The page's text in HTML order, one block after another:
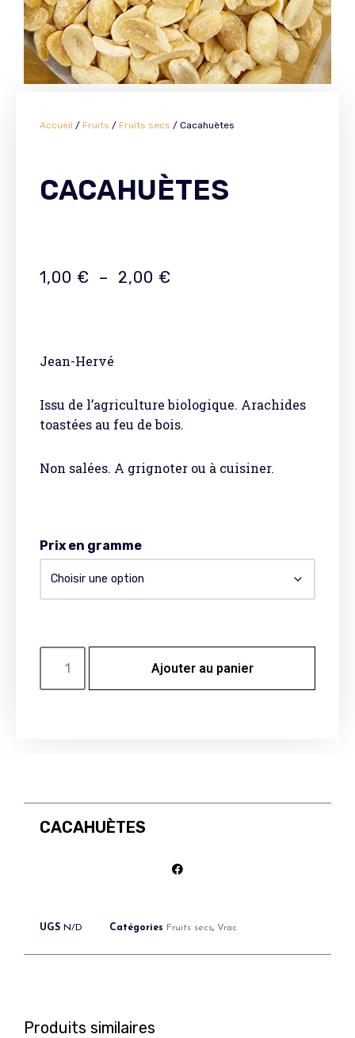
Accueil / Fruits / Fruits secs / Cacahuètes
CACAHUÈTES
1,00 € – 2,00 €
Jean-Hervé
Issu de l’agriculture biologique. Arachides
toastées au feu de bois.
Non salées. A grignoter ou à cuisiner.
Prix en gramme
Ajouter au panier
CACAHUÈTES
UGS N/D Catégories Fruits secs, Vrac
Produits similaires